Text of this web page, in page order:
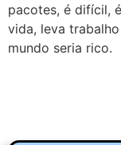
pacotes, é difícil,
vida, leva
mundo seria rico.